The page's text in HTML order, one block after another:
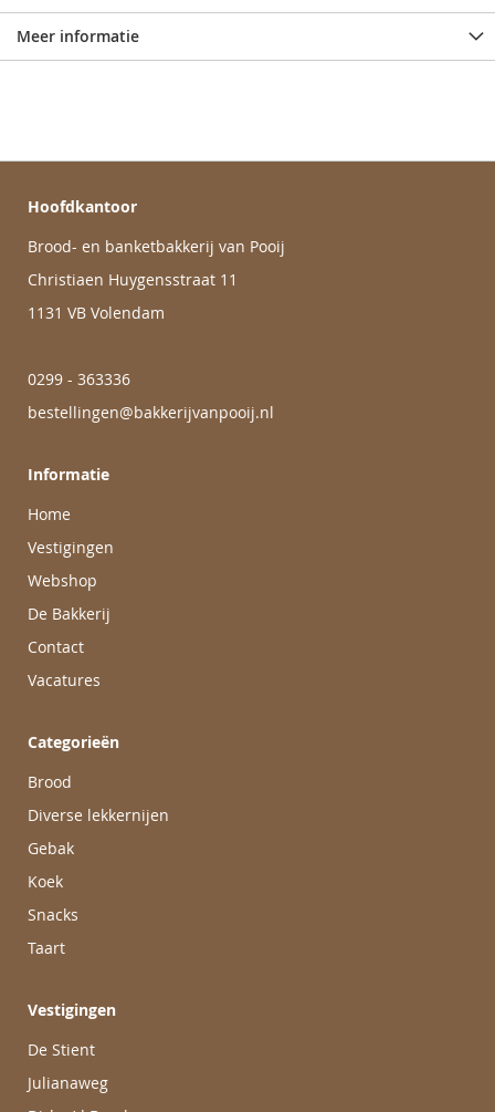
Meer informatie
Hoofdkantoor
Brood- en banketbakkerij van Pooij
Christiaen Huygensstraat 11
1131 VB Volendam
0299 - 363336
bestellingen@bakkerijvanpooij.nl
Informatie
Home
Vestigingen
Webshop
De Bakkerij
Contact
Vacatures
Categorieën
Brood
Diverse lekkernijen
Gebak
Koek
Snacks
Taart
Vestigingen
De Stient
Julianaweg